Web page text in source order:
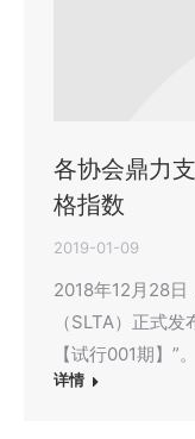
各协会鼎力
格指数
2019-01-09
2018年12月28日
（SLTA）正式
【试行001期】”。
详情